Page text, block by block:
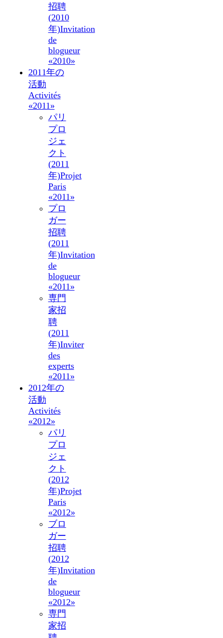
招聘
(2010
年)Invitation
de
blogueur
«2010»
2011年の
活動
Activités
«2011»
パリ
プロ
ジェ
クト
(2011
年)Projet
Paris
«2011»
プロ
ガー
招聘
(2011
年)Invitation
de
blogueur
«2011»
専門
家招
聘
(2011
年)Inviter
des
experts
«2011»
2012年の
活動
Activités
«2012»
パリ
プロ
ジェ
クト
(2012
年)Projet
Paris
«2012»
ブロ
ガー
招聘
(2012
年)Invitation
de
blogueur
«2012»
専門
家招